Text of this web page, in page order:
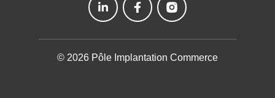
© 2026 Pôle Implantation Commerce